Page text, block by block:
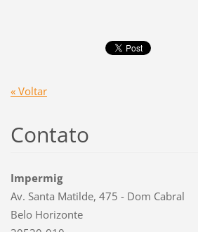
« Voltar
Contato
Impermig
Av. Santa Matilde, 475 - Dom Cabral
Belo Horizonte